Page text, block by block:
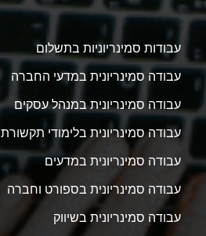
עבודות סמינריוניות בתשלום
עבודה סמינריונית במדעי החברה
עבודה סמינריונית במנהל עסקים
עבודה סמינריונית בלימודי תקשורת
עבודה סמינריונית במדעים
עבודה סמינריונית בספורט וחברה
עבודה סמינריונית בשיווק